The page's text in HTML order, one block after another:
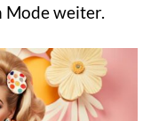
Mode weiter.